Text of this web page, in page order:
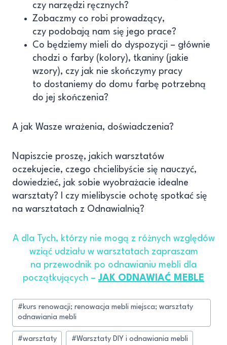
czy narzędzi ręcznych?
Zobaczmy co robi prowadzący,
czy podobają nam się jego prace?
Co będziemy mieli do dyspozycji – głównie
chodzi o farby (kolory), tkaniny (jakie
wzory), czy jak nie skończymy pracy
to dostaniemy do domu farbę potrzebną
do jej skończenia?
A jak Wasze wrażenia, doświadczenia?
Napiszcie proszę, jakich warsztatów
oczekujecie, czego chcielibyście się nauczyć,
dowiedzieć, jak sobie wyobrażacie idealne
warsztaty? I czy mielibyscie ochotę spotkać się
na warsztatach z Odnawialnią?
A dla Tych, którzy nie mogą z różnych względów
wziąć udziału w warsztatach zapraszam
na przewodnik po odnawianiu mebli dla
początkujących –JAK ODNAWIAĆ MEBLE
#kurs renowacji; renowacja mebli miejsca; warsztaty
odnawiania mebli
#warsztaty #Warsztaty DIY i odnawiania mebli